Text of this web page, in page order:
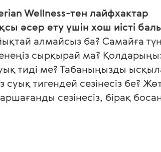
Wellness-тен лайфхактар
әсер ету үшін хош иісті
алмайсыз ба? Самайға
сырқырай ма?
тиді ме? Табаныңызды
суық тигендей сезінесіз бе?
сезінесіз, бірақ